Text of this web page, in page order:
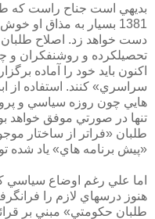
بديهي است جناح راست كه
1381 بسيار به مذاق
دست خواهد زد. اصلاح
تحصيلكرده و روشنفكران و
اكنون بايد خود را آماده
سراسري» كنند. استفاده از
هايي چون روزه سياسي و
تنها در صورتي موفق خواهد
طلبان «فراتر از ساختار
«پيش برنامه هاي» ياد شده
اما علي رغم اوضاع سياسي
هنوز درسهاي لازم را
طلبان حكومتي» مبني بر